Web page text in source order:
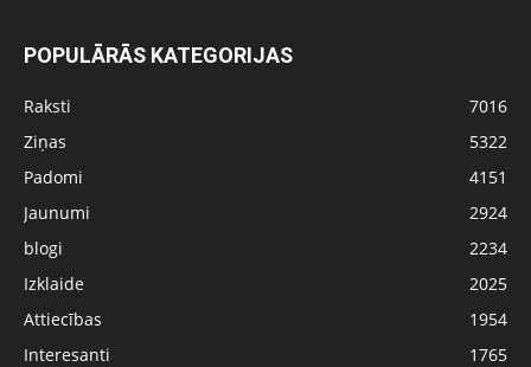
POPULĀRĀS KATEGORIJAS
Raksti
7016
Ziņas
5322
Padomi
4151
Jaunumi
2924
blogi
2234
Izklaide
2025
Attiecības
1954
Interesanti
1765